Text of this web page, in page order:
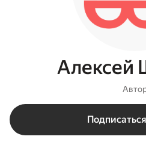
Алексей
Подписаться